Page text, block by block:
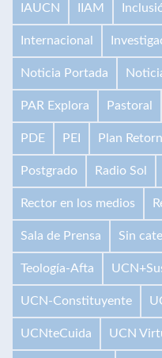
IAUCN IIAM
Internacional
Noticia Portada
PAR Explora Pastoral
PDE PEI Plan
Postgrado Radio Sol
Rector en los medios
Sala de Prensa Sin
Teología-Afta
UCN-Constituyente
UCNteCuida UCN